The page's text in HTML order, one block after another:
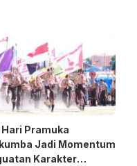
Pramuka
Jadi Momentum
Karakter